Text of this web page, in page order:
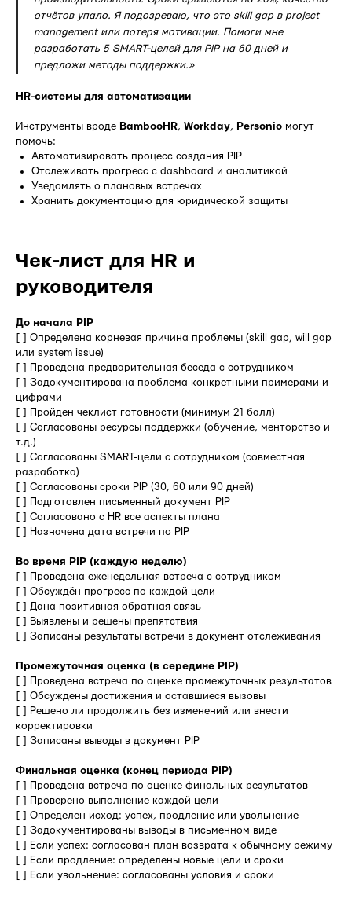
отчётов упало. Я подозреваю, что это skill gap в project
management или потеря мотивации. Помоги мне
разработать 5 SMART-целей для PIP на 60 дней и
предложи методы поддержки.»
HR-системы для автоматизации
Инструменты вроде BambooHR, Workday, Personio могут
помочь:
Автоматизировать процесс создания PIP
Отслеживать прогресс с dashboard и аналитикой
Уведомлять о плановых встречах
Хранить документацию для юридической защиты
Чек-лист для HR и
руководителя
До начала PIP
[ ] Определена корневая причина проблемы (skill gap, will gap
или system issue)
[ ] Проведена предварительная беседа с сотрудником
[ ] Задокументирована проблема конкретными примерами и
цифрами
[ ] Пройден чеклист готовности (минимум 21 балл)
[ ] Согласованы ресурсы поддержки (обучение, менторство и
т.д.)
[ ] Согласованы SMART-цели с сотрудником (совместная
разработка)
[ ] Согласованы сроки PIP (30, 60 или 90 дней)
[ ] Подготовлен письменный документ PIP
[ ] Согласовано с HR все аспекты плана
[ ] Назначена дата встречи по PIP
Во время PIP (каждую неделю)
[ ] Проведена еженедельная встреча с сотрудником
[ ] Обсуждён прогресс по каждой цели
[ ] Дана позитивная обратная связь
[ ] Выявлены и решены препятствия
[ ] Записаны результаты встречи в документ отслеживания
Промежуточная оценка (в середине PIP)
[ ] Проведена встреча по оценке промежуточных результатов
[ ] Обсуждены достижения и оставшиеся вызовы
[ ] Решено ли продолжить без изменений или внести
корректировки
[ ] Записаны выводы в документ PIP
Финальная оценка (конец периода PIP)
[ ] Проведена встреча по оценке финальных результатов
[ ] Проверено выполнение каждой цели
[ ] Определен исход: успех, продление или увольнение
[ ] Задокументированы выводы в письменном виде
[ ] Если успех: согласован план возврата к обычному режиму
[ ] Если продление: определены новые цели и сроки
[ ] Если увольнение: согласованы условия и сроки